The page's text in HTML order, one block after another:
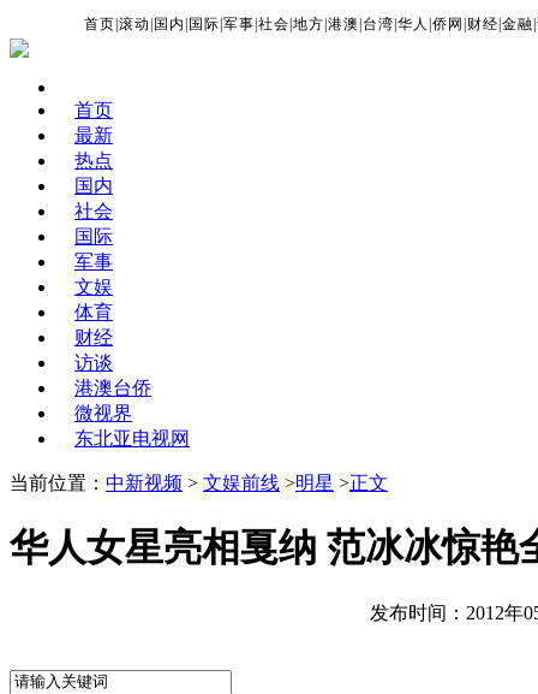
首页 |滚动 国内 国际 |军事 |社会 |地方 |港澳 台湾 |华人 |侨网 财经 |金融 |
首页
最新
热点
国内
社会
国际
军事
文娱
体育
财经
访谈
港澳台侨
微视界
东北亚电视网
当前位置： 中新视频 > 文娱前线 >明星 >正文
华人女星亮相戛纳 范冰冰惊艳
发布时间：2012年